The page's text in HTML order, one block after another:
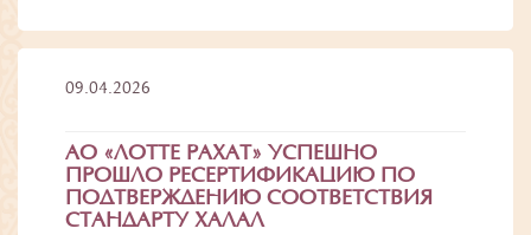
09.04.2026
АО «ЛОТТЕ РАХАТ» УСПЕШНО
ПРОШЛО РЕСЕРТИФИКАЦИЮ ПО
ПОДТВЕРЖДЕНИЮ СООТВЕТСТВИЯ
СТАНДАРТУ ХАЛАЛ